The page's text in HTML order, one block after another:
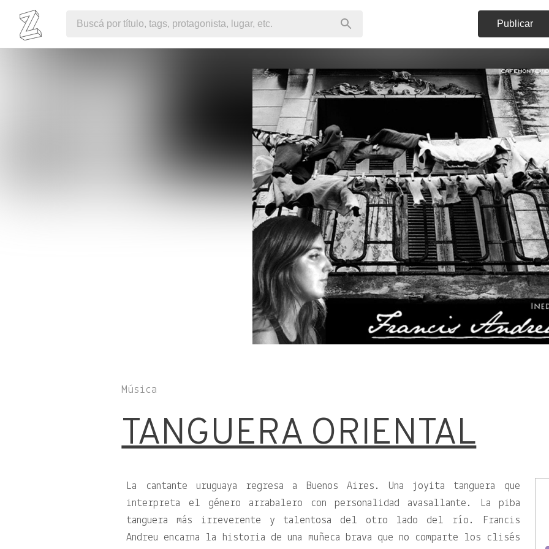
Publicar
Música
TANGUERA ORIENTAL
La cantante uruguaya regresa a Buenos Aires. Una joyita tanguera que
interpreta el género arrabalero con personalidad avasallante. La piba
tanguera más irreverente y talentosa del otro lado del río. Francis
Andreu encarna la historia de una muñeca brava que no comparte los clisés